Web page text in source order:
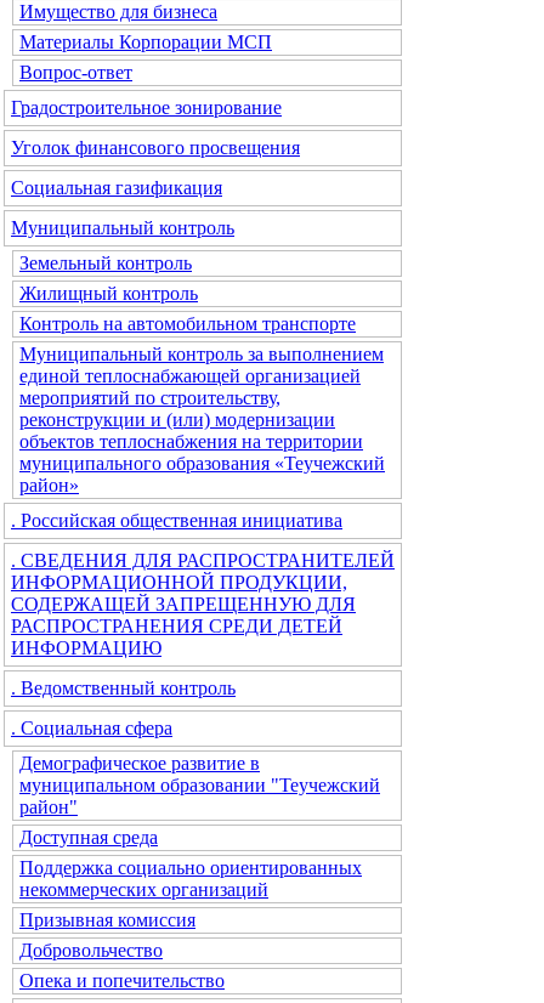
Имущество для бизнеса
Материалы Корпорации МСП
Вопрос-ответ
Градостроительное зонирование
Уголок финансового просвещения
Социальная газификация
Муниципальный контроль
Земельный контроль
Жилищный контроль
Контроль на автомобильном транспорте
Муниципальный контроль за выполнением
единой теплоснабжающей организацией
мероприятий по строительству,
реконструкции и (или) модернизации
объектов теплоснабжения на территории
муниципального образования «Теучежский
район»
. Российская общественная инициатива
. СВЕДЕНИЯ ДЛЯ РАСПРОСТРАНИТЕЛЕЙ
ИНФОРМАЦИОННОЙ ПРОДУКЦИИ,
СОДЕРЖАЩЕЙ ЗАПРЕЩЕННУЮ ДЛЯ
РАСПРОСТРАНЕНИЯ СРЕДИ ДЕТЕЙ
ИНФОРМАЦИЮ
. Ведомственный контроль
. Социальная сфера
Демографическое развитие в
муниципальном образовании "Теучежский
район"
Доступная среда
Поддержка социально ориентированных
некоммерческих организаций
Призывная комиссия
Добровольчество
Опека и попечительство